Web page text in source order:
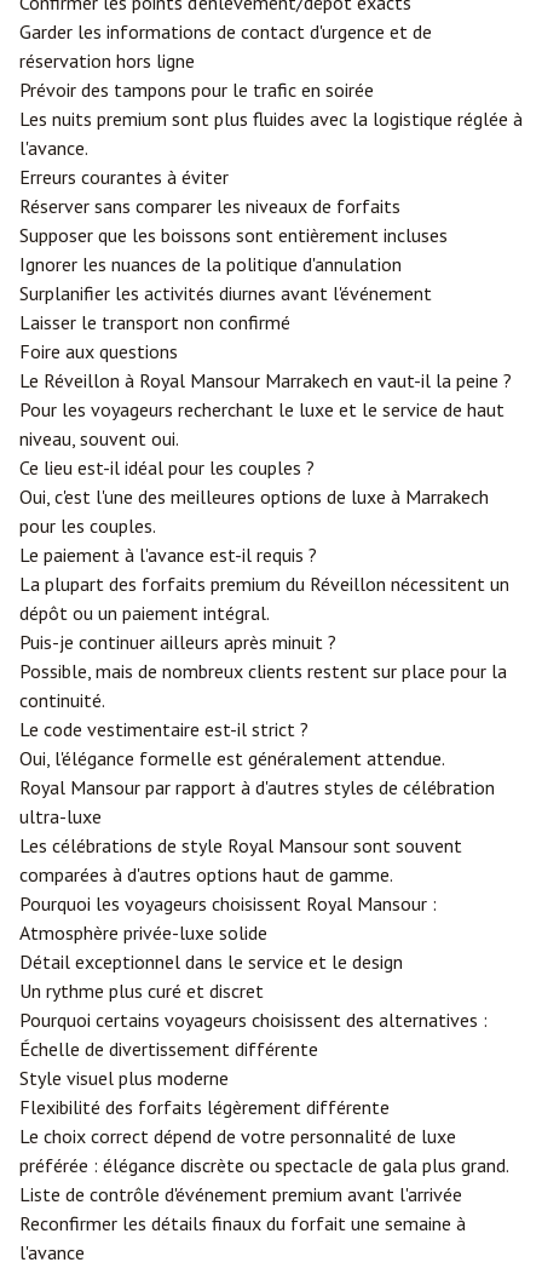
Garder les informations de contact d'urgence et de
réservation hors ligne
Prévoir des tampons pour le trafic en soirée
Les nuits premium sont plus fluides avec la logistique réglée à
l'avance.
Erreurs courantes à éviter
Réserver sans comparer les niveaux de forfaits
Supposer que les boissons sont entièrement incluses
Ignorer les nuances de la politique d'annulation
Surplanifier les activités diurnes avant l'événement
Laisser le transport non confirmé
Foire aux questions
Le Réveillon à Royal Mansour Marrakech en vaut-il la peine ?
Pour les voyageurs recherchant le luxe et le service de haut
niveau, souvent oui.
Ce lieu est-il idéal pour les couples ?
Oui, c'est l'une des meilleures options de luxe à Marrakech
pour les couples.
Le paiement à l'avance est-il requis ?
La plupart des forfaits premium du Réveillon nécessitent un
dépôt ou un paiement intégral.
Puis-je continuer ailleurs après minuit ?
Possible, mais de nombreux clients restent sur place pour la
continuité.
Le code vestimentaire est-il strict ?
Oui, l'élégance formelle est généralement attendue.
Royal Mansour par rapport à d'autres styles de célébration
ultra-luxe
Les célébrations de style Royal Mansour sont souvent
comparées à d'autres options haut de gamme.
Pourquoi les voyageurs choisissent Royal Mansour :
Atmosphère privée-luxe solide
Détail exceptionnel dans le service et le design
Un rythme plus curé et discret
Pourquoi certains voyageurs choisissent des alternatives :
Échelle de divertissement différente
Style visuel plus moderne
Flexibilité des forfaits légèrement différente
Le choix correct dépend de votre personnalité de luxe
préférée : élégance discrète ou spectacle de gala plus grand.
Liste de contrôle d'événement premium avant l'arrivée
Reconfirmer les détails finaux du forfait une semaine à
l'avance